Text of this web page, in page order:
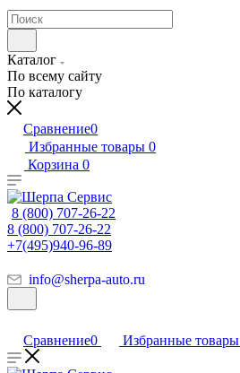
Каталог
По всему сайту
По каталогу
Сравнение0
Избранные товары 0
Корзина 0
8 (800) 707-26-22
8 (800) 707-26-22
+7(495)940-96-89
info@sherpa-auto.ru
Сравнение0 Избранные товары